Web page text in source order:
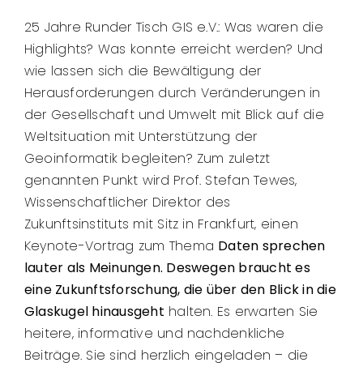
25 Jahre Runder Tisch GIS e.V.: Was waren die
Highlights? Was konnte erreicht werden? Und
wie lassen sich die Bewältigung der
Herausforderungen durch Veränderungen in
der Gesellschaft und Umwelt mit Blick auf die
Weltsituation mit Unterstützung der
Geoinformatik begleiten? Zum zuletzt
genannten Punkt wird Prof. Stefan Tewes,
Wissenschaftlicher Direktor des
Zukunftsinstituts mit Sitz in Frankfurt, einen
Keynote-Vortrag zum Thema Daten sprechen
lauter als Meinungen. Deswegen braucht es
eine Zukunftsforschung, die über den Blick in die
Glaskugel hinausgeht halten. Es erwarten Sie
heitere, informative und nachdenkliche
Beiträge. Sie sind herzlich eingeladen – die